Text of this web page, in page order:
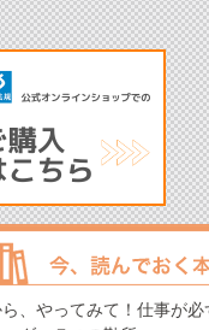
ら、やってみて！仕事が